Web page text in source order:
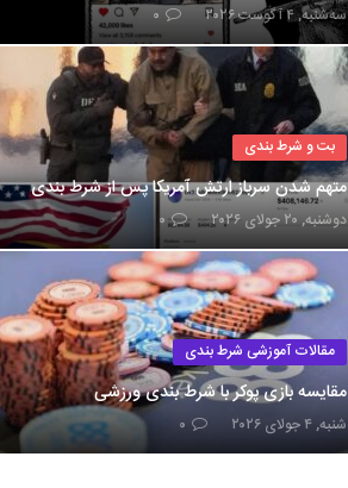
سه‌شنبه, ۴ آگوست ۲۰۲۶ ۰
بت و شرط بندی
متهم شدن سرباز ارتش آمریکا پس از شرط بندی
دوشنبه, ۲۰ جولای ۲۰۲۶ ۰
مقالات آموزشی شرط بندی
مقایسه بازی پوکر با شرط بندی ورزشی
شنبه, ۴ جولای ۲۰۲۶ ۰